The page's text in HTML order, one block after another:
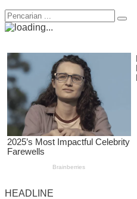
HEADLINE